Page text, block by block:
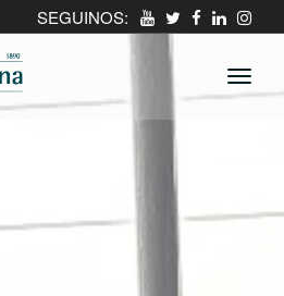
SEGUINOS: